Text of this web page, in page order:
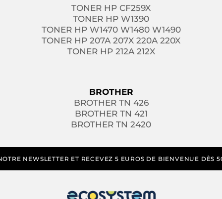
TONER HP CF259X
TONER HP W1390
TONER HP W1470 W1480 W1490
TONER HP 207A 207X 220A 220X
TONER HP 212A 212X
BROTHER
BROTHER TN 426
BROTHER TN 421
BROTHER TN 2420
NEWSLETTER ET RECEVEZ 5 EUROS DE BIENVENUE DÈS